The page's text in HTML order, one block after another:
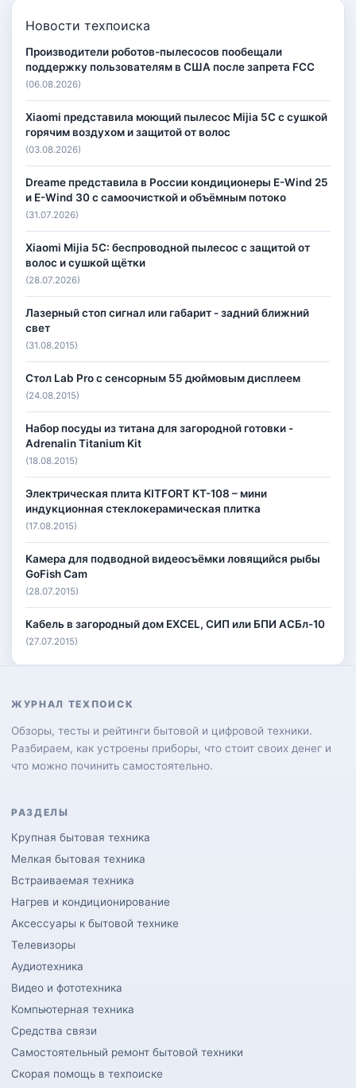
Новости техпоиска
Производители роботов-пылесосов пообещали
поддержку пользователям в США после запрета FCC
(06.08.2026)
Xiaomi представила моющий пылесос Mijia 5C с сушкой
горячим воздухом и защитой от волос
(03.08.2026)
Dreame представила в России кондиционеры E-Wind 25
и E-Wind 30 с самоочисткой и объёмным потоко
(31.07.2026)
Xiaomi Mijia 5C: беспроводной пылесос с защитой от
волос и сушкой щётки
(28.07.2026)
Лазерный стоп сигнал или габарит - задний ближний
свет
(31.08.2015)
Стол Lab Pro с сенсорным 55 дюймовым дисплеем
(24.08.2015)
Набор посуды из титана для загородной готовки -
Adrenalin Titanium Kit
(18.08.2015)
Электрическая плита KITFORT КТ-108 – мини
индукционная стеклокерамическая плитка
(17.08.2015)
Камера для подводной видеосъёмки ловящийся рыбы
GoFish Cam
(28.07.2015)
Кабель в загородный дом EXCEL, СИП или БПИ АСБл-10
(27.07.2015)
ЖУРНАЛ ТЕХПОИСК
Обзоры, тесты и рейтинги бытовой и цифровой техники.
Разбираем, как устроены приборы, что стоит своих денег и
что можно починить самостоятельно.
РАЗДЕЛЫ
Крупная бытовая техника
Мелкая бытовая техника
Встраиваемая техника
Нагрев и кондиционирование
Аксессуары к бытовой технике
Телевизоры
Аудиотехника
Видео и фототехника
Компьютерная техника
Средства связи
Самостоятельный ремонт бытовой техники
Скорая помощь в техпоиске